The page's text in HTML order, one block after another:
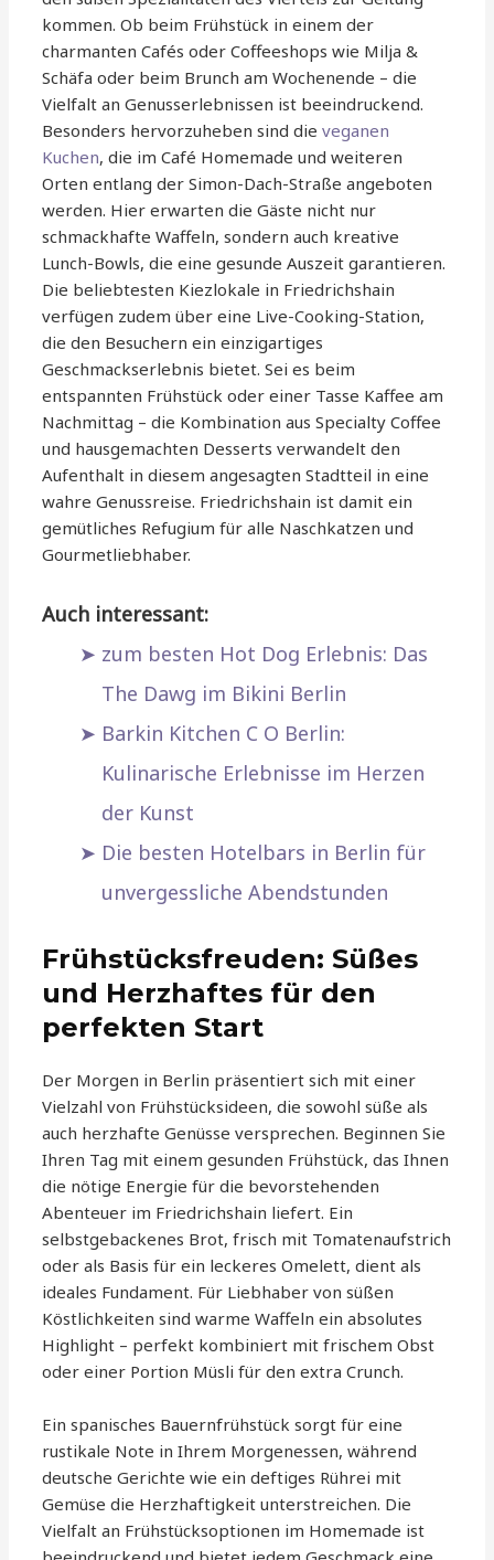
kommen. Ob beim Frühstück in einem der
charmanten Cafés oder Coffeeshops wie Milja &
Schäfa oder beim Brunch am Wochenende – die
Vielfalt an Genusserlebnissen ist beeindruckend.
Besonders hervorzuheben sind dieveganen
Kuchen, die im Café Homemade und weiteren
Orten entlang der Simon-Dach-Straße angeboten
werden. Hier erwarten die Gäste nicht nur
schmackhafte Waffeln, sondern auch kreative
Lunch-Bowls, die eine gesunde Auszeit garantieren.
Die beliebtesten Kiezlokale in Friedrichshain
verfügen zudem über eine Live-Cooking-Station,
die den Besuchern ein einzigartiges
Geschmackserlebnis bietet. Sei es beim
entspannten Frühstück oder einer Tasse Kaffee am
Nachmittag – die Kombination aus Specialty Coffee
und hausgemachten Desserts verwandelt den
Aufenthalt in diesem angesagten Stadtteil in eine
wahre Genussreise. Friedrichshain ist damit ein
gemütliches Refugium für alle Naschkatzen und
Gourmetliebhaber.
Auch interessant:
zum besten Hot Dog Erlebnis: Das
The Dawg im Bikini Berlin
Barkin Kitchen C O Berlin:
Kulinarische Erlebnisse im Herzen
der Kunst
Die besten Hotelbars in Berlin für
unvergessliche Abendstunden
Frühstücksfreuden: Süßes
und Herzhaftes für den
perfekten Start
Der Morgen in Berlin präsentiert sich mit einer
Vielzahl von Frühstücksideen, die sowohl süße als
auch herzhafte Genüsse versprechen. Beginnen Sie
Ihren Tag mit einem gesunden Frühstück, das Ihnen
die nötige Energie für die bevorstehenden
Abenteuer im Friedrichshain liefert. Ein
selbstgebackenes Brot, frisch mit Tomatenaufstrich
oder als Basis für ein leckeres Omelett, dient als
ideales Fundament. Für Liebhaber von süßen
Köstlichkeiten sind warme Waffeln ein absolutes
Highlight – perfekt kombiniert mit frischem Obst
oder einer Portion Müsli für den extra Crunch.
Ein spanisches Bauernfrühstück sorgt für eine
rustikale Note in Ihrem Morgenessen, während
deutsche Gerichte wie ein deftiges Rührei mit
Gemüse die Herzhaftigkeit unterstreichen. Die
Vielfalt an Frühstücksoptionen im Homemade ist